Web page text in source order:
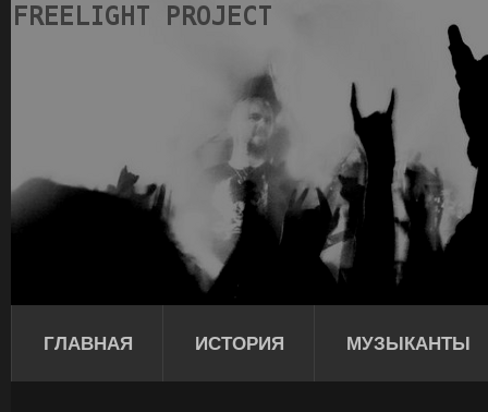
ГЛАВНАЯ ИСТОРИЯ МУЗЫКАНТЫ